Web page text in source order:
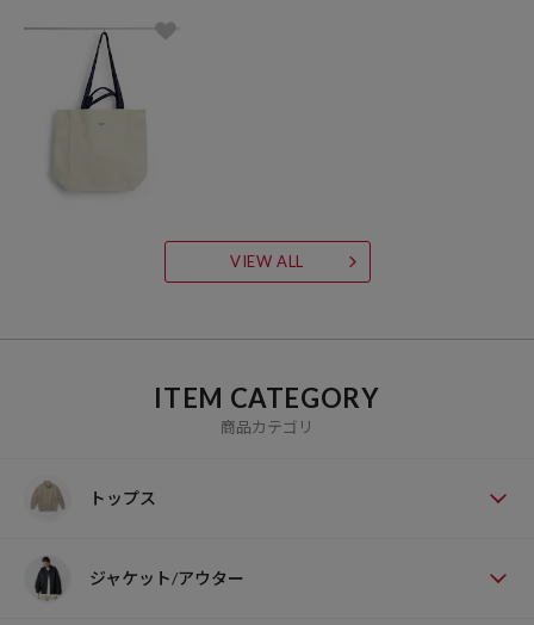
VIEW ALL
ITEM CATEGORY
商品カテゴリ
トップス
ジャケット/アウター